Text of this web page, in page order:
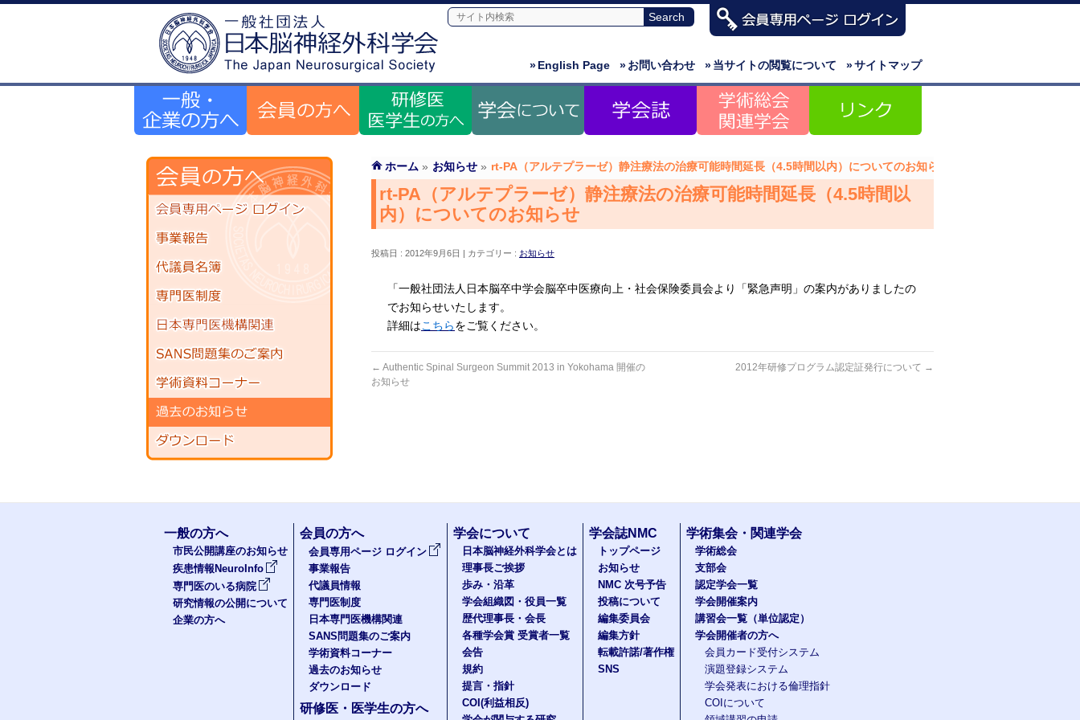
»サイトマップ
»当サイトの閲覧について
»お問い合わせ
»English Page
ホーム » お知らせ » rt-PA（アルテプラーゼ）静注療法の治療可能時間延長（4.5時間以内）についてのお知らせ
rt-PA（アルテプラーゼ）静注療法の治療可能時間延長（4.5時間以
内）についてのお知らせ
投稿日 : 2012年9月6日 カテゴリー : お知らせ
「一般社団法人日本脳卒中学会脳卒中医療向上・社会保険委員会より「緊急声明」の案内がありましたの
でお知らせいたします。
詳細はこちらをご覧ください。
← Authentic Spinal Surgeon Summit 2013 in Yokohama 開催の
お知らせ
2012年研修プログラム認定証発行について →
一般の方へ
市民公開講座のお知らせ
疾患情報NeuroInfo
専門医のいる病院
研究情報の公開について
企業の方へ
会員の方へ
会員専用ページ ログイン
事業報告
代議員情報
専門医制度
日本専門医機構関連
SANS問題集のご案内
学術資料コーナー
過去のお知らせ
ダウンロード
研修医・医学生の方へ
学会について
日本脳神経外科学会とは
理事長ご挨拶
歩み・沿革
学会組織図・役員一覧
歴代理事長・会長
各種学会賞 受賞者一覧
会告
規約
提言・指針
COI(利益相反)
学会誌NMC
トップページ
お知らせ
NMC 次号予告
投稿について
編集委員会
編集方針
転載許諾/著作権
SNS
学術集会・関連学会
学術総会
支部会
認定学会一覧
学会開催案内
講習会一覧（単位認定）
学会開催者の方へ
会員カード受付システム
演題登録システム
学会発表における倫理指針
COIについて